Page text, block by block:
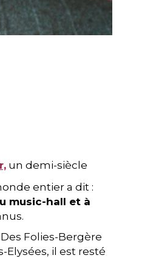
un demi-siècle
entier a dit :
music-hall et à
Folies-Bergère
Elysées, il est resté